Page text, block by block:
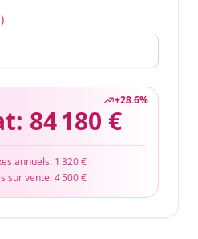
+28.6%
84 180 €
annuels: 1 320 €
sur vente:4 500 €